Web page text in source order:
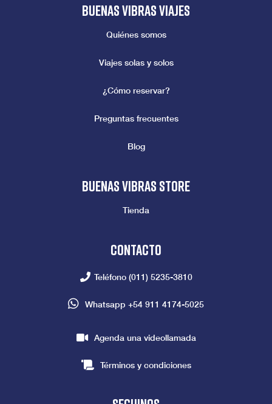
Buenas vibras viajes
Quiénes somos
Viajes solas y solos
¿Cómo reservar?
Preguntas frecuentes
Blog
Buenas vibras store
Tienda
Contacto
Teléfono (011) 5235-3810
Whatsapp +54 911 4174-5025
Agenda una videollamada
Términos y condiciones